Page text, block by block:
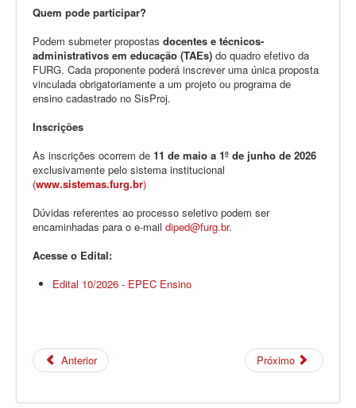
Quem pode participar?
Podem submeter propostas docentes e técnicos-
administrativos em educação (TAEs) do quadro efetivo da
FURG. Cada proponente poderá inscrever uma única proposta
vinculada obrigatoriamente a um projeto ou programa de
ensino cadastrado no SisProj.
Inscrições
As inscrições ocorrem de 11 de maio a 1º de junho de 2026
exclusivamente pelo sistema institucional
(www.sistemas.furg.br)
Dúvidas referentes ao processo seletivo podem ser
encaminhadas para o e-mail diped@furg.br.
Acesse o Edital:
Edital 10/2026 - EPEC Ensino
Anterior Próximo